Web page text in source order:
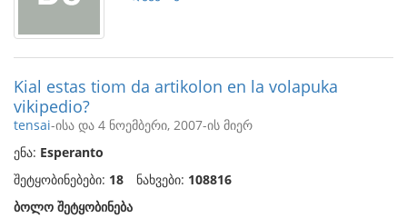
Kial estas tiom da artikolon en la volapuka
vikipedio?
tensai-ისა და 4 ნოემბერი, 2007-ის მიერ
ენა: Esperanto
შეტყობინებები: 18 ნახვები: 108816
ბოლო შეტყობინება